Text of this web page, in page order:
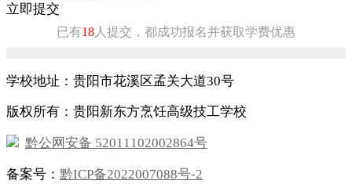
立即提交
已有18人提交，都成功报名并获取学费优惠
学校地址：贵阳市花溪区孟关大道30号
版权所有：贵阳新东方烹饪高级技工学校
黔公网安备 52011102002864号
备案号： 黔ICP备2022007088号-2